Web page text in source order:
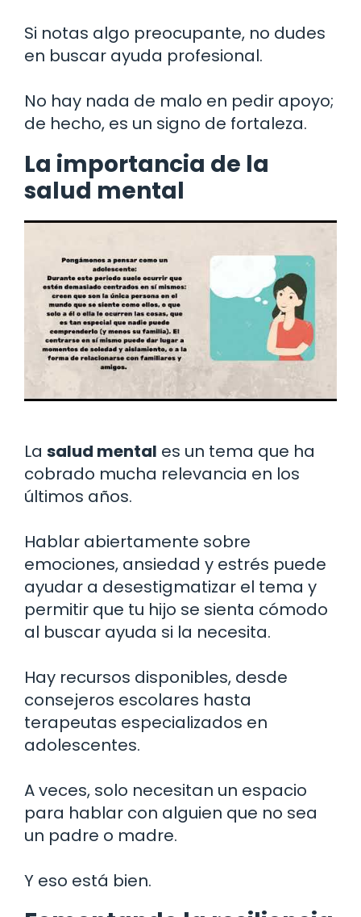
Si notas algo preocupante, no dudes
en buscar ayuda profesional.
No hay nada de malo en pedir apoyo;
de hecho, es un signo de fortaleza.
La importancia de la
salud mental
La salud mental es un tema que ha
cobrado mucha relevancia en los
últimos años.
Hablar abiertamente sobre
emociones, ansiedad y estrés puede
ayudar a desestigmatizar el tema y
permitir que tu hijo se sienta cómodo
al buscar ayuda si la necesita.
Hay recursos disponibles, desde
consejeros escolares hasta
terapeutas especializados en
adolescentes.
A veces, solo necesitan un espacio
para hablar con alguien que no sea
un padre o madre.
Y eso está bien.